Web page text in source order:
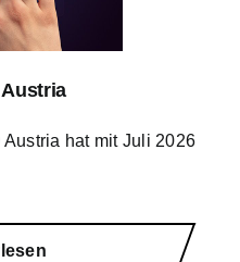
hat mit Juli 2026